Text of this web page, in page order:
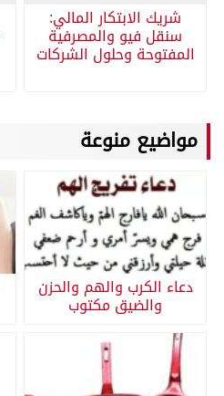
شريك الابتكار المالي:
سنقل فيو والمصرفية
المفتوحة وحلول الشركات
مواضيع منوعة
دعاء الكرب والهم والحزن
والضيق مكتوب